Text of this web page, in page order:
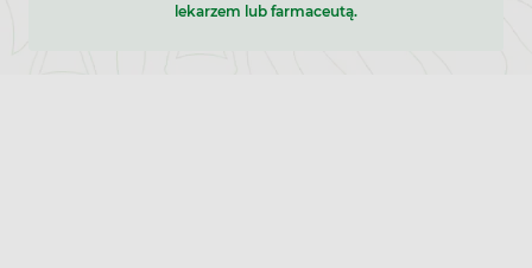
lekarzem lub farmaceutą.